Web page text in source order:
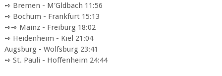
➺ Bremen - M'Gldbach 11:56
➺ Bochum - Frankfurt 15:13
➺➺ Mainz - Freiburg 18:02
➺ Heidenheim - Kiel 21:04
Augsburg - Wolfsburg 23:41
➺ St. Pauli - Hoffenheim 24:44